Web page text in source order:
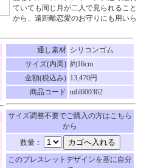
ていても同じ月が二人で見られること
から、遠距離恋愛のお守りにも用いら
通し素材 シリコンゴム
サイズ(内周) 約16cm
金額(税込み) 13,470円
商品コード mbl600362
サイズ調整不要でご購入の方はこちら
から
数量：
このブレスレットデザインを基に自分